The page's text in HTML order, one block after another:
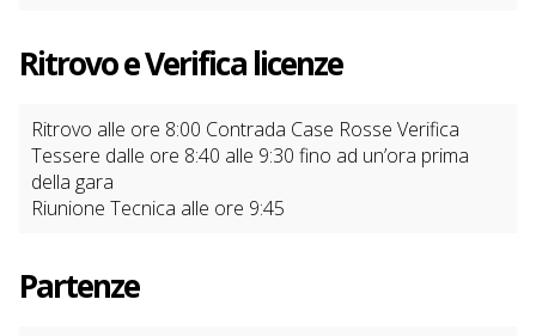
Ritrovo e Verifica licenze
Ritrovo alle ore 8:00 Contrada Case Rosse Verifica
Tessere dalle ore 8:40 alle 9:30 fino ad un’ora prima
della gara
Riunione Tecnica alle ore 9:45
Partenze